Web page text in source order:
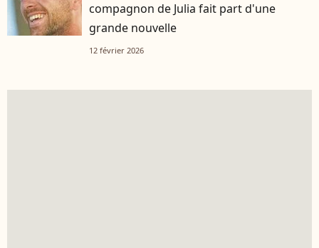
compagnon de Julia fait part d'une
grande nouvelle
12 février 2026